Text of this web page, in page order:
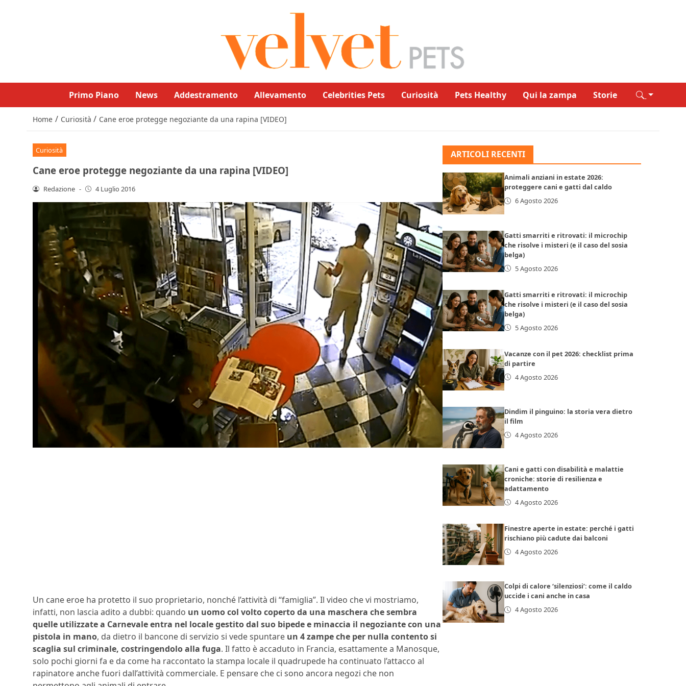
Primo Piano News Addestramento Allevamento Celebrities Pets Curiosità Pets Healthy Qui la zampa Storie
Home / Curiosità / Cane eroe protegge negoziante da una rapina [VIDEO]
Curiosità
Cane eroe protegge negoziante da una rapina [VIDEO]
Redazione - 4 Luglio 2016
Un cane eroe ha protetto il suo proprietario, nonché l’attività di “famiglia”. Il video che vi mostriamo,
infatti, non lascia adito a dubbi: quando un uomo col volto coperto da una maschera che sembra
quelle utilizzate a Carnevale entra nel locale gestito dal suo bipede e minaccia il negoziante con una
pistola in mano, da dietro il bancone di servizio si vede spuntare un 4 zampe che per nulla contento si
scaglia sul criminale, costringendolo alla fuga. Il fatto è accaduto in Francia, esattamente a Manosque,
solo pochi giorni fa e da come ha raccontato la stampa locale il quadrupede ha continuato l’attacco al
rapinatore anche fuori dall’attività commerciale. E pensare che ci sono ancora negozi che non
ARTICOLI RECENTI
Animali anziani in estate 2026:
proteggere cani e gatti dal caldo
6 Agosto 2026
Gatti smarriti e ritrovati: il microchip
che risolve i misteri (e il caso del sosia
belga)
5 Agosto 2026
Gatti smarriti e ritrovati: il microchip
che risolve i misteri (e il caso del sosia
belga)
5 Agosto 2026
Vacanze con il pet 2026: checklist prima
di partire
4 Agosto 2026
Dindim il pinguino: la storia vera dietro
il film
4 Agosto 2026
Cani e gatti con disabilità e malattie
croniche: storie di resilienza e
adattamento
4 Agosto 2026
Finestre aperte in estate: perché i gatti
rischiano più cadute dai balconi
4 Agosto 2026
Colpi di calore ‘silenziosi’: come il caldo
uccide i cani anche in casa
4 Agosto 2026